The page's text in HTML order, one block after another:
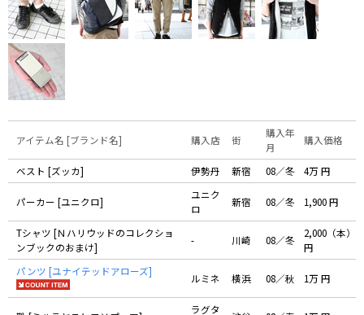
アイテム名 [ブランド名] 購入店 街
購入年
月
購入価格
ベスト [ズッカ] 伊勢丹 新宿 08／冬 4万 円
パーカー [ユニクロ]
ユニク
ロ
新宿 08／冬 1,900 円
Tシャツ [Ｎハリウッドのコレクショ
ンブックのおまけ]
- 川崎 08／冬
2,000（本）
円
パンツ [ユナイテッドアローズ]
ルミネ 横浜 08／秋 1万 円
ラグタ